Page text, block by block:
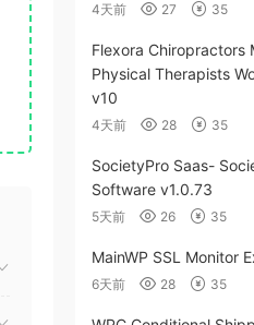
4天前 27 35
Flexora Chiropractors
Physical Therapists
v10
4天前 28 35
SocietyPro Saas-
Software v1.0.73
5天前 26 35
MainWP SSL Monitor
6天前 28 35